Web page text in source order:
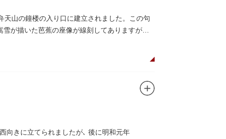
山の鐘楼の入り口に建立されました。この句
が描いた芭蕉の座像が線刻してありますが、
向きに立てられましたが､ 後に明和元年